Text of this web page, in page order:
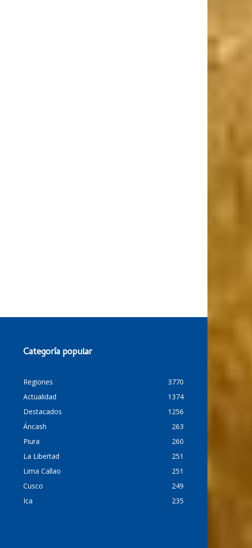
Categoría popular
Regiones
3770
Actualidad
1374
Destacados
1256
Áncash
263
Piura
260
La Libertad
251
Lima Callao
251
Cusco
249
Ica
235